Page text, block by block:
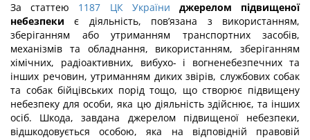
За статтею 1187 ЦК України
джерелом підвищеної
небезпеки є діяльність, пов’язана з використанням,
зберіганням або утриманням транспортних засобів,
механізмів та обладнання, використанням, зберіганням
хімічних, радіоактивних, вибухо- і вогненебезпечних та
інших речовин, утриманням диких звірів, службових собак
та собак бійцівських порід тощо, що створює підвищену
небезпеку для особи, яка цю діяльність здійснює, та інших
осіб. Шкода, завдана джерелом підвищеної небезпеки,
відшкодовується особою, яка на відповідній правовій